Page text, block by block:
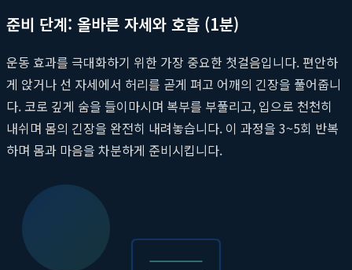
준비 단계: 올바른 자세와 호흡 (1분)
운동 효과를 극대화하기 위한 가장 중요한 첫걸음입니다. 편안하
게 앉거나 선 자세에서 허리를 곧게 펴고 어깨의 긴장을 풀어줍니
다. 코로 깊게 숨을 들이마시며 복부를 부풀리고, 입으로 천천히
내쉬며 몸의 긴장을 완전히 내려놓습니다. 이 과정을 3~5회 반복
하며 몸과 마음을 차분하게 준비시킵니다.
1단계: 승모근 집중 이완 (3분)
뷰릿 기구를 사용하여 뭉친 상부 승모근을 직접적으로 풀어주는
단계입니다. 뷰릿의 돌출부를 가장 불편하거나 단단하게 느껴지